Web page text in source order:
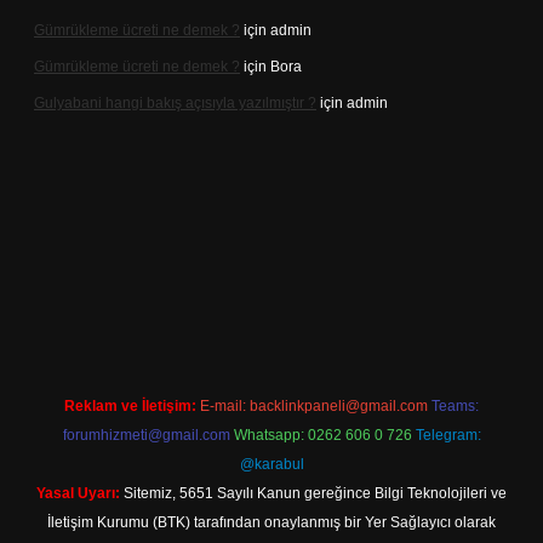
Gümrükleme ücreti ne demek ? için admin
Gümrükleme ücreti ne demek ? için Bora
Gulyabani hangi bakış açısıyla yazılmıştır ? için admin
Reklam ve İletişim: E-mail: backlinkpaneli@gmail.com Teams:
forumhizmeti@gmail.com Whatsapp: 0262 606 0 726 Telegram:
@karabul
Yasal Uyarı: Sitemiz, 5651 Sayılı Kanun gereğince Bilgi Teknolojileri ve
İletişim Kurumu (BTK) tarafından onaylanmış bir Yer Sağlayıcı olarak